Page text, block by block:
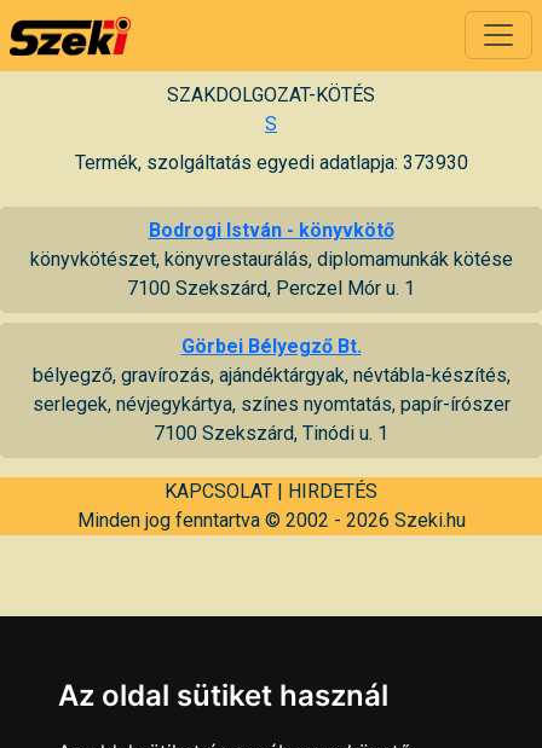
SZAKDOLGOZAT-KÖTÉS
S
Termék, szolgáltatás egyedi adatlapja: 373930
Bodrogi István - könyvkötő
könyvkötészet, könyvrestaurálás, diplomamunkák kötése
7100 Szekszárd, Perczel Mór u. 1
Görbei Bélyegző Bt.
bélyegző, gravírozás, ajándéktárgyak, névtábla-készítés,
serlegek, névjegykártya, színes nyomtatás, papír-írószer
7100 Szekszárd, Tinódi u. 1
KAPCSOLAT | HIRDETÉS
Minden jog fenntartva © 2002 - 2026 Szeki.hu
Az oldal sütiket használ